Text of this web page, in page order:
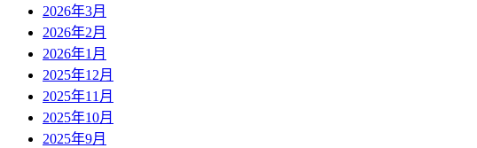
2026年3月
2026年2月
2026年1月
2025年12月
2025年11月
2025年10月
2025年9月